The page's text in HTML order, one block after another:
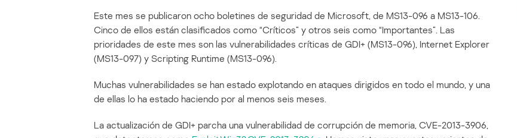
Este mes se publicaron ocho boletines de seguridad de Microsoft, de MS13-096 a MS13-106.
Cinco de ellos están clasificados como “Críticos” y otros seis como “Importantes”. Las
prioridades de este mes son las vulnerabilidades críticas de GDI+ (MS13-096), Internet Explorer
(MS13-097) y Scripting Runtime (MS13-096).
Muchas vulnerabilidades se han estado explotando en ataques dirigidos en todo el mundo, y una
de ellas lo ha estado haciendo por al menos seis meses.
La actualización de GDI+ parcha una vulnerabilidad de corrupción de memoria, CVE-2013-3906,